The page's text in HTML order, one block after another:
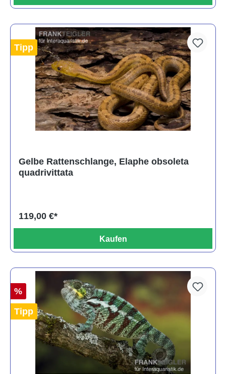
Tipp
Gelbe Rattenschlange, Elaphe obsoleta
quadrivittata
119,00 €*
Kaufen
%
Tipp